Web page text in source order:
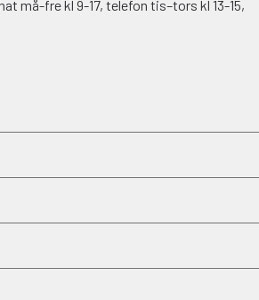
må-fre kl 9-17, telefon tis–tors kl 13-15,